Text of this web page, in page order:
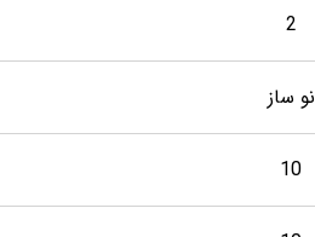
2
نو ساز
10